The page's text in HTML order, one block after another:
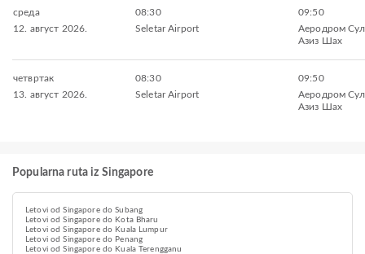
среда
12. август 2026.
08:30
Seletar Airport
09:50
Aеродром
Азиз Шах
четвртак
13. август 2026.
08:30
Seletar Airport
09:50
Aеродром
Азиз Шах
Popularna ruta iz Singapore
Letovi od Singapore do Subang
Letovi od Singapore do Kota Bharu
Letovi od Singapore do Kuala Lumpur
Letovi od Singapore do Penang
Letovi od Singapore do Kuala Terengganu